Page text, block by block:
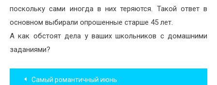
поскольку сами иногда в них теряются. Такой ответ в
основном выбирали опрошенные старше 45 лет.
А как обстоят дела у ваших школьников с домашними
заданиями?
Навигация
Самый романтичный июнь